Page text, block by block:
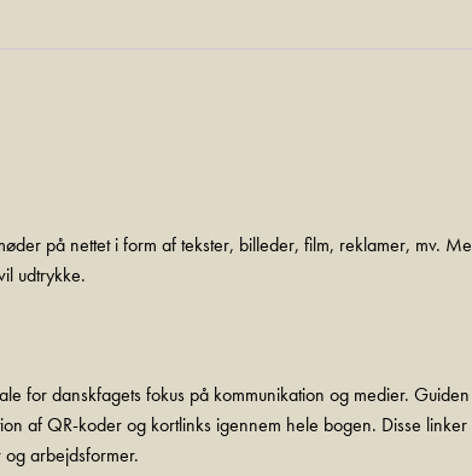
på nettet i form af tekster, billeder, film, reklamer, mv.
udtrykke.
for danskfagets fokus på kommunikation og medier.
af QR-koder og kortlinks igennem hele bogen. Disse
arbejdsformer.